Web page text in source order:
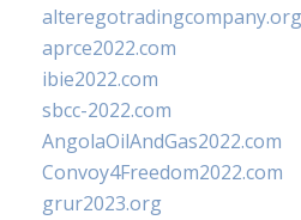
alteregotradingcompany.org
aprce2022.com
ibie2022.com
sbcc-2022.com
AngolaOilAndGas2022.com
Convoy4Freedom2022.com
grur2023.org